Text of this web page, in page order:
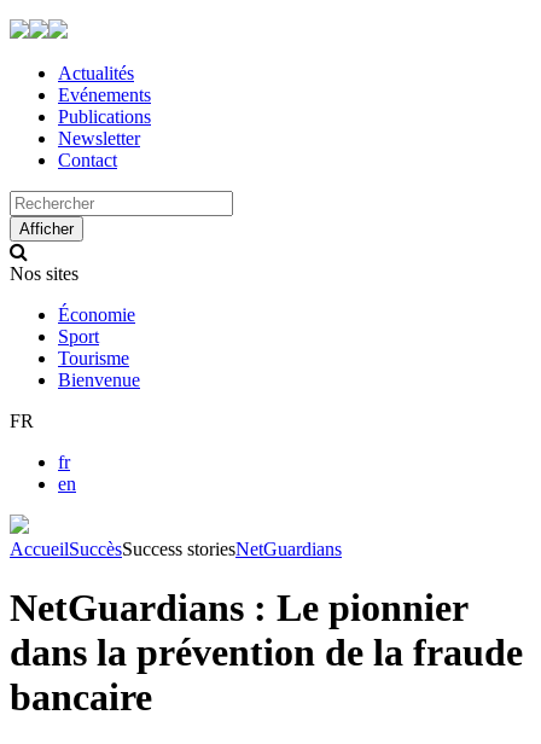
Actualités
Evénements
Publications
Newsletter
Contact
Search
up
result.
devices
users
use
Afficher
Nos sites
Économie
Sport
Tourisme
Bienvenue
FR
fr
en
AccueilSuccèsSuccess storiesNetGuardians
NetGuardians : Le pionnier
dans la prévention de la fraude
bancaire